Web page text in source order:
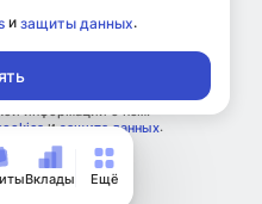
и защиты данных.
cookie с целью улучшения
сайтом, в том числе с
Яндекс.Метрика.
использование cookie в
информации о нем.
изащита данных.
Вклады Ещё